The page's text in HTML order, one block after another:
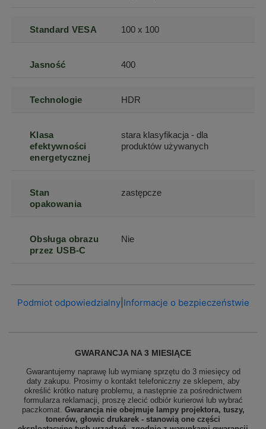
Standard VESA 100 x 100
Jasność 400
Technologie HDR
Klasa
efektywności
energetycznej
stara klasyfikacja - dla
produktów używanych
Stan
opakowania
zastępcze
Obsługa obrazu
przez USB-C
Nie
Podmiot odpowiedzialny| Informacje o bezpieczeństwie
GWARANCJA NA 3 MIESIĄCE
Gwarantujemy naprawę lub wymianę sprzętu do 3 miesięcy od
daty zakupu. Prosimy o kontakt telefoniczny ze sklepem, aby
określić krótko naturę problemu, a następnie za pośrednictwem
formularza reklamacji, proszę zlecić odbiór kurierowi lub wybrać
paczkomat. Gwarancja nie obejmuje lampy projektora, tuszy,
tonerów, głowic drukarek - stanowią one części